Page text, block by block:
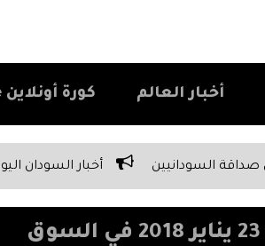
أخبار العالم كورة أونلاين Kora Online
أخبار السودان اليوم الأربعاء 13 مايو 2026 | تغطية شاملة لكافة الأحداث على مدار اليوم
أسعار صرف الدولار والعملات اليوم الثلاثاء 23 يناير 2018 في السوق